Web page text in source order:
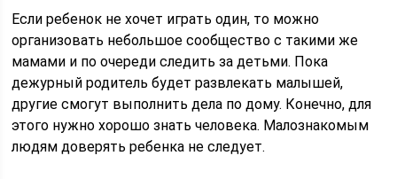
Если ребенок не хочет играть один, то можно
организовать небольшое сообщество с такими же
мамами и по очереди следить за детьми. Пока
дежурный родитель будет развлекать малышей,
другие смогут выполнить дела по дому. Конечно, для
этого нужно хорошо знать человека. Малознакомым
людям доверять ребенка не следует.